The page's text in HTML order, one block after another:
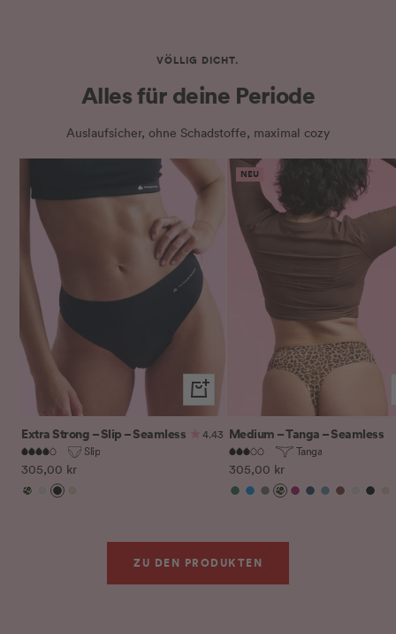
VÖLLIG DICHT.
Alles für deine Periode
Auslaufsicher, ohne Schadstoffe, maximal cozy
Schnellansicht
Extra Strong – Slip – Seamless
4.43
Slip
Angebotspreis
305,00 kr
Leo
Sand
Schwarz
NEU
Medium – Tanga – Seamless
Tanga
Angebotspreis
305,00 kr
Botanical
Electric
IronLeoMagenta
Midnight
Peacock
RustySand
ZU DEN PRODUKTEN